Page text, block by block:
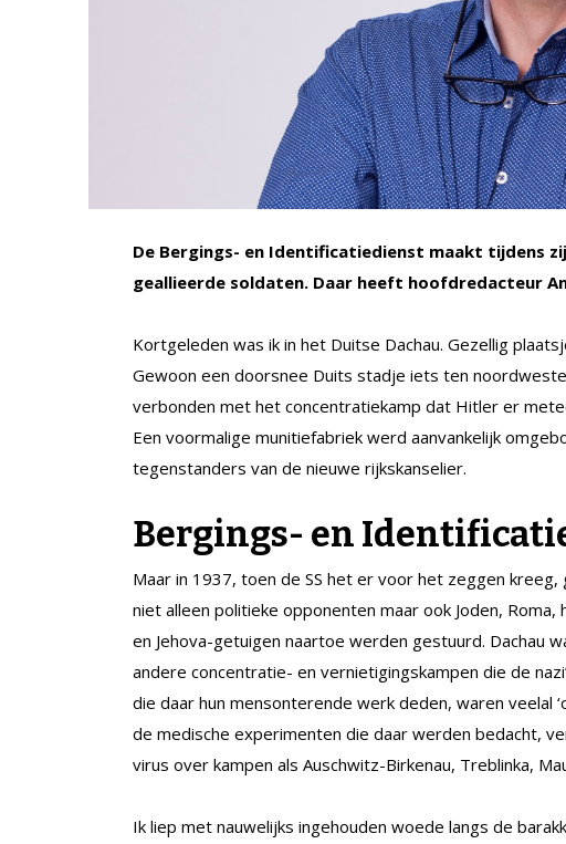
De Bergings- en Identificatiedienst maakt tijdens
geallieerde soldaten. Daar heeft hoofdredacteur
Kortgeleden was ik in het Duitse Dachau. Gezellig
Gewoon een doorsnee Duits stadje iets ten
verbonden met het concentratiekamp dat Hitler er
Een voormalige munitiefabriek werd aanvankelijk
tegenstanders van de nieuwe rijkskanselier.
Bergings- en
Maar in 1937, toen de SS het er voor het zeggen
niet alleen politieke opponenten maar ook Joden,
en Jehova-getuigen naartoe werden gestuurd. Dachau
andere concentratie- en vernietigingskampen die de
die daar hun mensonterende werk deden, waren veelal
de medische experimenten die daar werden bedacht,
virus over kampen als Auschwitz-Birkenau, Treblinka,
Ik liep met nauwelijks ingehouden woede langs de